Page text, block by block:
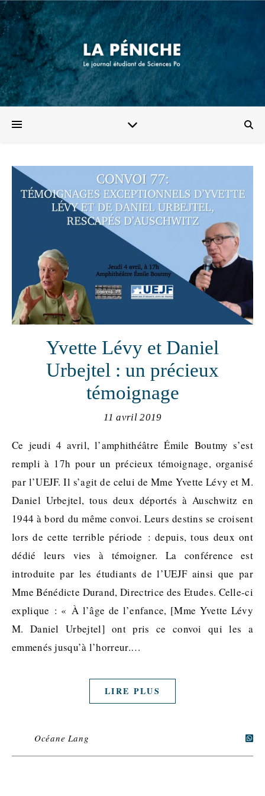
Yvette Lévy et Daniel
Urbejtel : un précieux
témoignage
11 avril 2019
Ce jeudi 4 avril, l’amphithéâtre Émile Boutmy s’est
rempli à 17h pour un précieux témoignage, organisé
par l’UEJF. Il s’agit de celui de Mme Yvette Lévy et M.
Daniel Urbejtel, tous deux déportés à Auschwitz en
1944 à bord du même convoi. Leurs destins se croisent
lors de cette terrible période : depuis, tous deux ont
dédié leurs vies à témoigner. La conférence est
introduite par les étudiants de l’UEJF ainsi que par
Mme Bénédicte Durand, Directrice des Etudes. Celle-ci
explique : « À l’âge de l’enfance, [Mme Yvette Lévy
M. Daniel Urbejtel] ont pris ce convoi qui les a
emmenés jusqu’à l’horreur.…
LIRE PLUS
Océane Lang